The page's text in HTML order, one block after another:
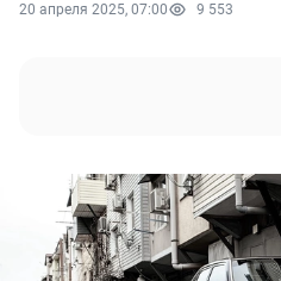
20 апреля 2025, 07:00 9 553